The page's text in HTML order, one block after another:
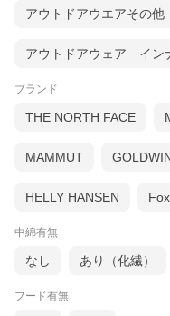
アウトドアウエアその他
アウトドアウェア イン
ブランド
THE NORTH FACE
MAMMUT
HELLY HANSEN
中綿有無
なし あり（化繊）
フード有無